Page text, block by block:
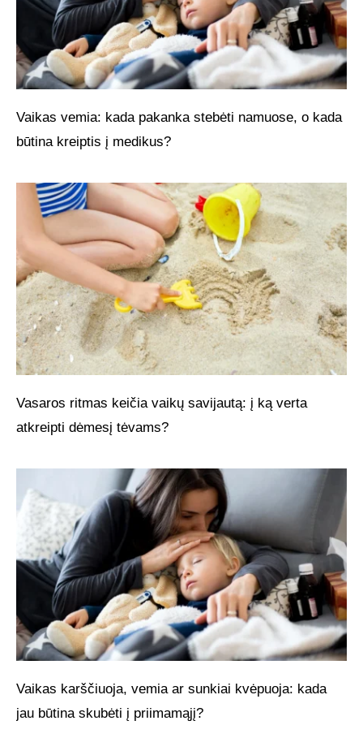
Vaikas vemia: kada pakanka stebėti namuose, o kada
būtina kreiptis į medikus?
Vasaros ritmas keičia vaikų savijautą: į ką verta
atkreipti dėmesį tėvams?
Vaikas karščiuoja, vemia ar sunkiai kvėpuoja: kada
jau būtina skubėti į priimamąjį?